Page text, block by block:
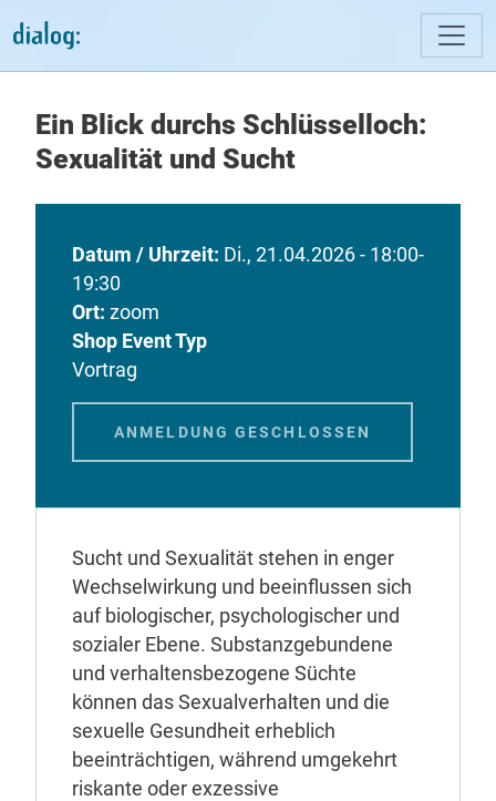
Ein Blick durchs Schlüsselloch:
Sexualität und Sucht
Datum / Uhrzeit Di., 21.04.2026 - 18:00-
19:30
Ort zoom
Shop Event Typ
Vortrag
ANMELDUNG GESCHLOSSEN
Sucht und Sexualität stehen in enger
Wechselwirkung und beeinflussen sich
auf biologischer, psychologischer und
sozialer Ebene. Substanzgebundene
und verhaltensbezogene Süchte
können das Sexualverhalten und die
sexuelle Gesundheit erheblich
beeinträchtigen, während umgekehrt
riskante oder exzessive